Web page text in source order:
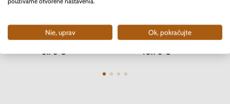
rokov Euro meny
Skladom
3.70 €
Univerzita v Gente - coincard
Skladom
10.90 €
Nie, uprav Ok, pokračujte